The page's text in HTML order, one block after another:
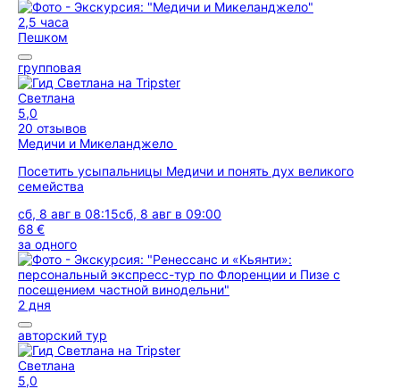
2,5 часа
Пешком
групповая
Светлана
5,0
20 отзывов
Медичи и Микеланджело
Посетить усыпальницы Медичи и понять дух великого
семейства
сб, 8 авг в 08:15сб, 8 авг в 09:00
68 €
за одного
2 дня
авторский тур
Светлана
5,0